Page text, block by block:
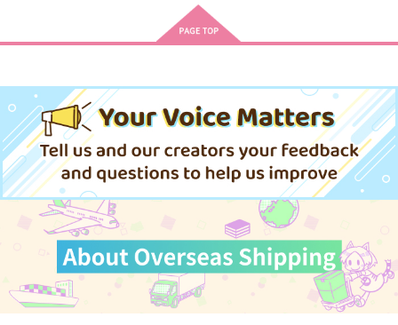
そうして、ふたり。
DACOS
（税込）
花垣武道×佐野万次郎
サンプル
550 （税込）
佐野万次郎×花垣武道
サンプル
煌々一閃(きらきらい
っせん)
雪國
787円 （税込）
佐野万次郎×花垣武道
サンプル
Because You Stayed-
shiro5o
セール中 専売
330円（税込）
東京卍リベンジャーズ
佐野万次郎×花垣武道
サンプル
カート